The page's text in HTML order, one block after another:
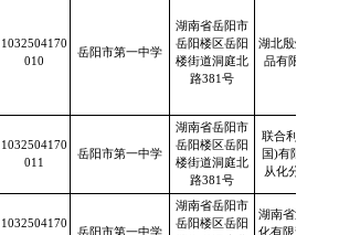
1032504170
010
岳阳市第一中学
湖南省岳阳市
岳阳楼区岳阳
楼街道洞庭北
路381号
湖北殷煌调味
品有限公司
1032504170
011
岳阳市第一中学
湖南省岳阳市
岳阳楼区岳阳
楼街道洞庭北
路381号
联合利华(中
国)有限公司
从化分公司
1032504170
岳阳市第一中学
湖南省岳阳市
岳阳楼区岳阳
湖南省湘衡盐
化有限责任公